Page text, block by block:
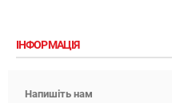
ІНФОРМАЦІЯ
Напишіть нам